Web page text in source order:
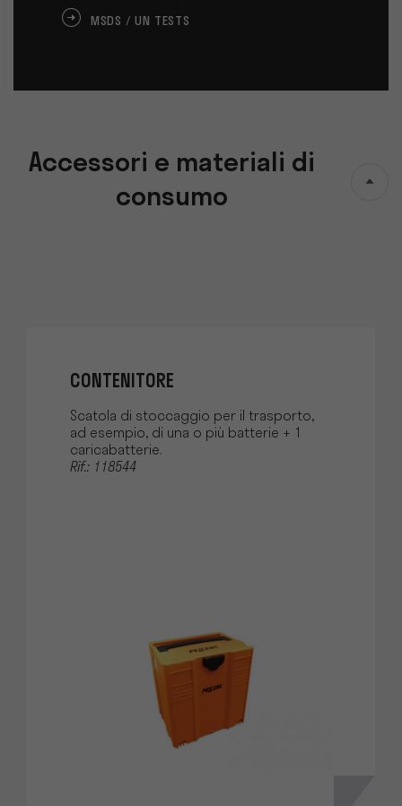
MSDS / UN TESTS
Accessori e materiali di
consumo
CONTENITORE
Scatola di stoccaggio per il trasporto,
ad esempio, di una o più batterie + 1
caricabatterie.
Rif.: 118544